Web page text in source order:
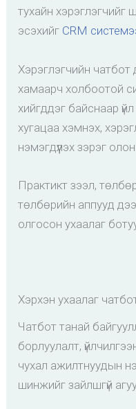
тухайн хэрэглэгчийг
эсэхийг CRM
Хэрэглэгчийн чатбот
хамаарч холбоотой
хийгддэг байснаар
хугацаа хэмнэх,
нэмэгдүүлэх зэрэг олон
Практикт зээл,
төлбөрийн аппууд
олгосон ухаалаг
Хэрхэн ухаалаг
Чатбот танай
борлуулалт,
чухал ажилтнуудын
шинжийг зайлшгүй